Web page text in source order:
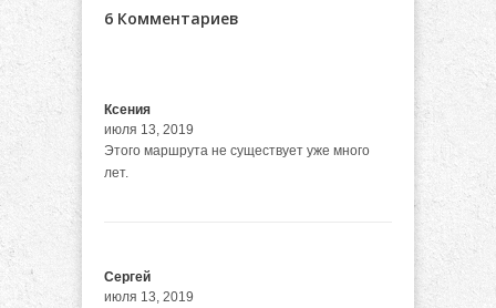
6 Комментариев
Ксения
июля 13, 2019
Этого маршрута не существует уже много
лет.
Сергей
июля 13, 2019